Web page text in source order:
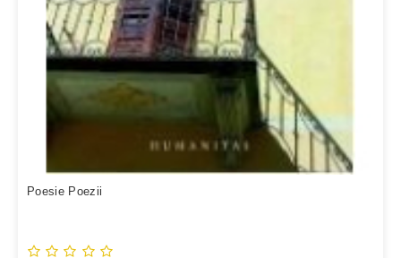
Poesie Poezii